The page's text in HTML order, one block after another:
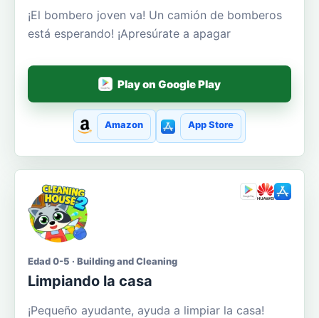
¡El bombero joven va! Un camión de bomberos
está esperando! ¡Apresúrate a apagar
Play on Google Play
Amazon App Store
Edad 0-5 · Building and Cleaning
Limpiando la casa
¡Pequeño ayudante, ayuda a limpiar la casa!